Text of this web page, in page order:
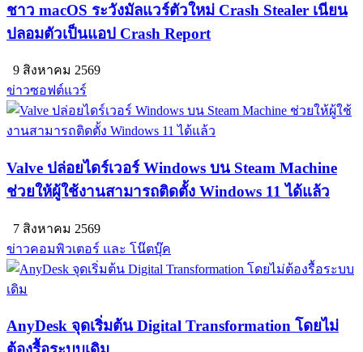
ชาว macOS ระวังมัลแวร์ตัวใหม่ Crash Stealer เนียน
ปลอมตัวเป็นแอป Crash Report
9 สิงหาคม 2569
ข่าวซอฟต์แวร์
Valve ปล่อยไดร์เวอร์ Windows บน Steam Machine
ช่วยให้ผู้ใช้งานสามารถติดตั้ง Windows 11 ได้แล้ว
7 สิงหาคม 2569
ข่าวคอมพิวเตอร์ และ โน๊ตบุ๊ค
AnyDesk จุดเริ่มต้น Digital Transformation โดยไม่